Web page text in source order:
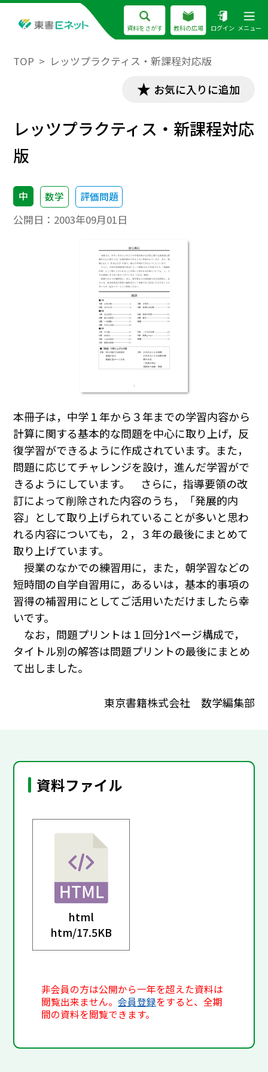
資料をさがす 教科の広場 ログイン メニュー
TOP レッツプラクティス・新課程対応版
お気に入りに追加
レッツプラクティス・新課程対応
版
中 数学 評価問題
公開日： 2003年09月01日
本冊子は，中学１年から３年までの学習内容から
計算に関する基本的な問題を中心に取り上げ，反
復学習ができるように作成されています。また，
問題に応じてチャレンジを設け，進んだ学習がで
きるようにしています。 さらに，指導要領の改
訂によって削除された内容のうち，「発展的内
容」として取り上げられていることが多いと思わ
れる内容についても，２，３年の最後にまとめて
取り上げています。
授業のなかでの練習用に，また，朝学習などの
短時間の自学自習用に，あるいは，基本的事項の
習得の補習用にとしてご活用いただけましたら幸
いです。
なお，問題プリントは１回分1ページ構成で，
タイトル別の解答は問題プリントの最後にまとめ
て出しました。
東京書籍株式会社 数学編集部
資料ファイル
html
htm/17.5KB
非会員の方は公開から一年を超えた資料は
閲覧出来ません。会員登録をすると、全期
間の資料を閲覧できます。